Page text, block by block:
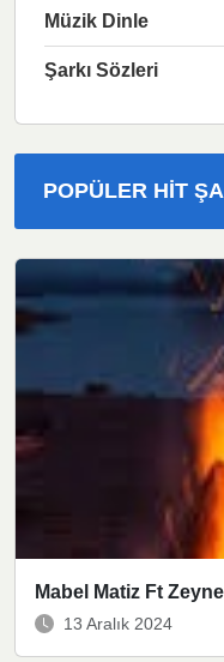
Müzik Dinle
Şarkı Sözleri
POPÜLER HIT
Mabel Matiz Ft
13 Aralık 2024